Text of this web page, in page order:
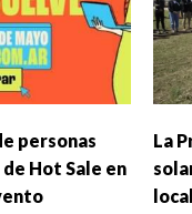
personas
Hot Sale en
La